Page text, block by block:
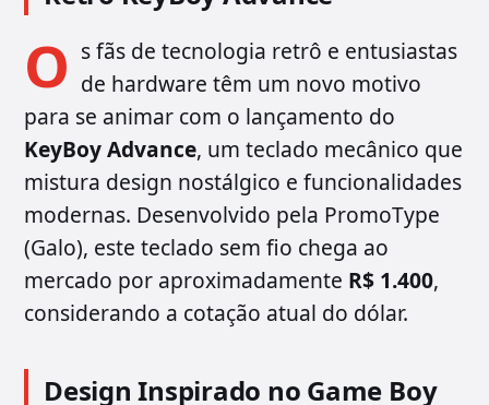
O s fãs de tecnologia retrô e entusiastas
de hardware têm um novo motivo
para se animar com o lançamento do
KeyBoy Advance, um teclado mecânico que
mistura design nostálgico e funcionalidades
modernas. Desenvolvido pela PromoType
(Galo), este teclado sem fio chega ao
mercado por aproximadamente R$ 1.400,
considerando a cotação atual do dólar.
Design Inspirado no Game Boy